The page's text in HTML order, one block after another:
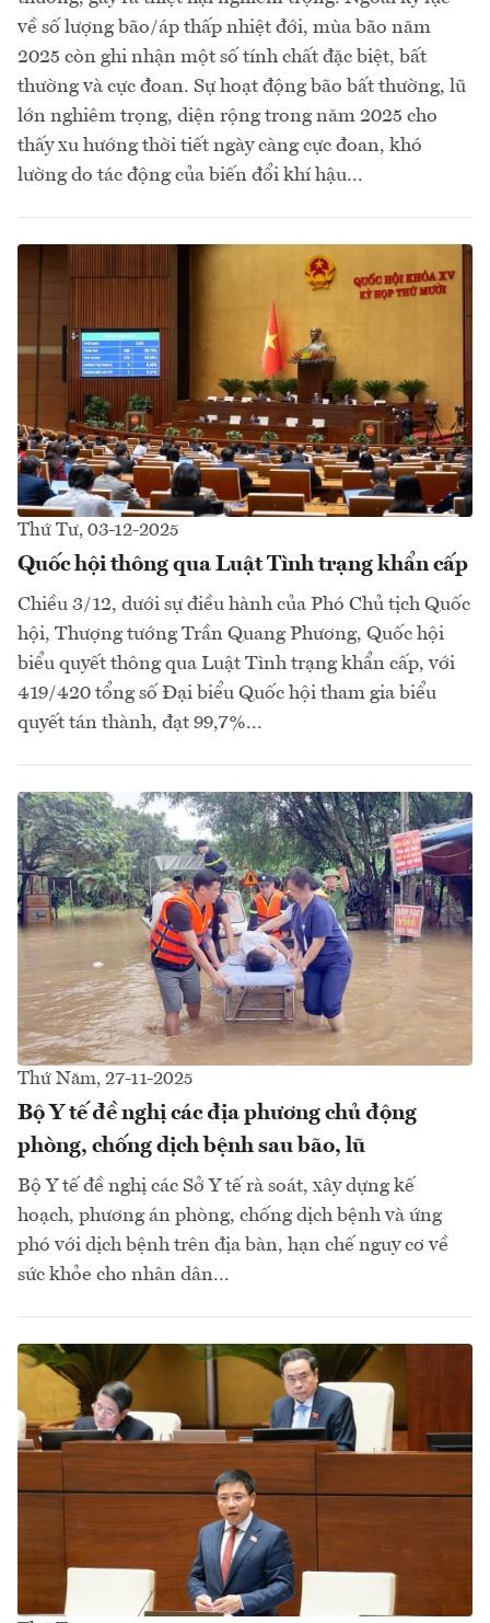
về số lượng bão/áp thấp nhiệt đới, mùa bão năm
2025 còn ghi nhận một số tính chất đặc biệt, bất
thường và cực đoan. Sự hoạt động bão bất thường, lũ
lớn nghiêm trọng, diện rộng trong năm 2025 cho
thấy xu hướng thời tiết ngày càng cực đoan, khó
lường do tác động của biến đổi khí hậu...
Thứ Tư, 03-12-2025
Quốc hội thông qua Luật Tình trạng khẩn cấp
Chiều 3/12, dưới sự điều hành của Phó Chủ tịch Quốc
hội, Thượng tướng Trần Quang Phương, Quốc hội
biểu quyết thông qua Luật Tình trạng khẩn cấp, với
419/420 tổng số Đại biểu Quốc hội tham gia biểu
quyết tán thành, đạt 99,7%...
Thứ Năm, 27-11-2025
Bộ Y tế đề nghị các địa phương chủ động
phòng, chống dịch bệnh sau bão, lũ
Bộ Y tế đề nghị các Sở Y tế rà soát, xây dựng kế
hoạch, phương án phòng, chống dịch bệnh và ứng
phó với dịch bệnh trên địa bàn, hạn chế nguy cơ về
sức khỏe cho nhân dân...